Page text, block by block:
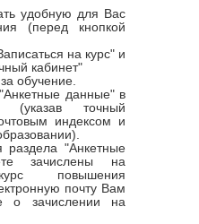
удобную для Вас
(перед кнопкой
на курс" и
кабинет"
обучение.
данные" в
(указав точный
индексом и
раздела "Анкетные
зачислены на
повышения
почту Вам
о зачислении на